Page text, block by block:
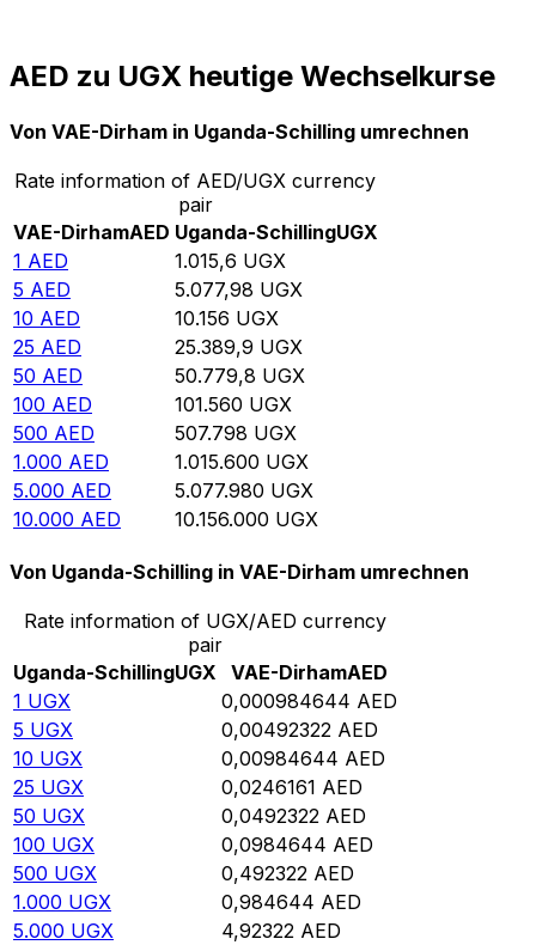
AED zu UGX heutige Wechselkurse
Von VAE-Dirham in Uganda-Schilling umrechnen
Rate information of AED/UGX currency
pair
VAE-DirhamAED Uganda-SchillingUGX
1 AED 1.015,6 UGX
5 AED 5.077,98 UGX
10 AED 10.156 UGX
25 AED 25.389,9 UGX
50 AED 50.779,8 UGX
100 AED 101.560 UGX
500 AED 507.798 UGX
1.000 AED 1.015.600 UGX
5.000 AED 5.077.980 UGX
10.000 AED 10.156.000 UGX
Von Uganda-Schilling in VAE-Dirham umrechnen
Rate information of UGX/AED currency
pair
Uganda-SchillingUGX VAE-DirhamAED
1 UGX 0,000984644 AED
5 UGX 0,00492322 AED
10 UGX 0,00984644 AED
25 UGX 0,0246161 AED
50 UGX 0,0492322 AED
100 UGX 0,0984644 AED
500 UGX 0,492322 AED
1.000 UGX 0,984644 AED
5.000 UGX 4,92322 AED